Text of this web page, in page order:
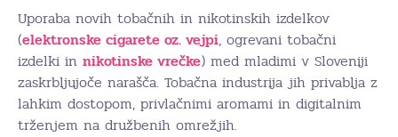
Uporaba novih tobačnih in nikotinskih izdelkov
(elektronske cigarete oz. vejpi, ogrevani tobačni
izdelki in nikotinske vrečke) med mladimi v Sloveniji
zaskrbljujoče narašča. Tobačna industrija jih privablja z
lahkim dostopom, privlačnimi aromami in digitalnim
trženjem na družbenih omrežjih.